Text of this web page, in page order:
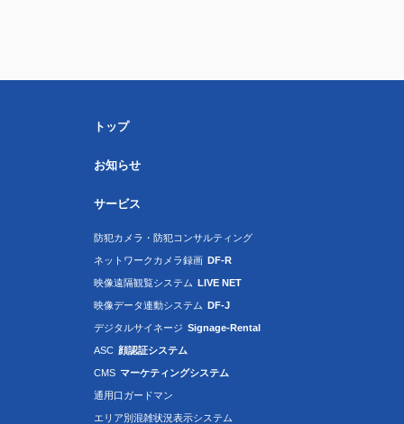
トップ
お知らせ
サービス
防犯カメラ・防犯コンサルティング
ネットワークカメラ録画 DF-R
映像遠隔観覧システム LIVE NET
映像データ連動システム DF-J
デジタルサイネージ Signage-Rental
ASC 顔認証システム
CMS マーケティングシステム
通用口ガードマン
エリア別混雑状況表示システム